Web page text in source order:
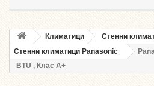
Климатици
Стенни
Стенни климатици Panasonic
BTU , Клас A+